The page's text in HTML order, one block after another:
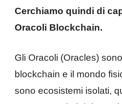
Cerchiamo quindi di
Oracoli Blockchain.
Gli Oracoli (Oracles)
blockchain e il mondo
sono ecosistemi isolati,